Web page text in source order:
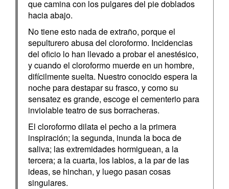
que camina con los pulgares del pie doblados
hacia abajo.
No tiene esto nada de extraño, porque el
sepulturero abusa del cloroformo. Incidencias
del oficio lo han llevado a probar el anestésico,
y cuando el cloroformo muerde en un hombre,
difícilmente suelta. Nuestro conocido espera la
noche para destapar su frasco, y como su
sensatez es grande, escoge el cementerio para
inviolable teatro de sus borracheras.
El cloroformo dilata el pecho a la primera
inspiración; la segunda, inunda la boca de
saliva; las extremidades hormiguean, a la
tercera; a la cuarta, los labios, a la par de las
ideas, se hinchan, y luego pasan cosas
singulares.